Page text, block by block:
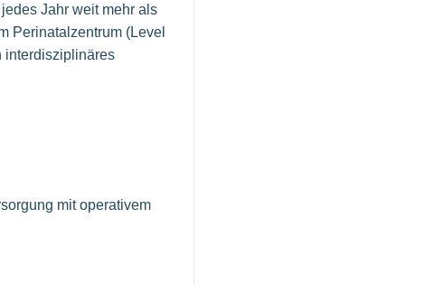
Jahr weit mehr als
Perinatalzentrum (Level
interdisziplinäres
mit operativem